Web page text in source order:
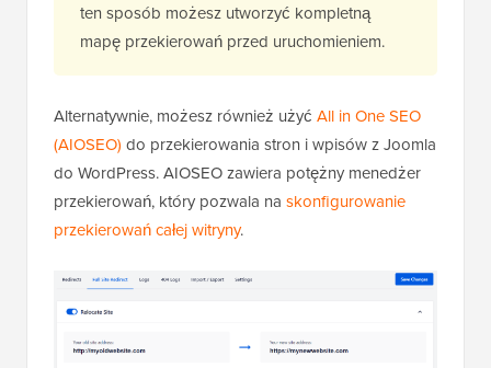
ten sposób możesz utworzyć kompletną
mapę przekierowań przed uruchomieniem.
Alternatywnie, możesz również użyć All in One SEO
(AIOSEO) do przekierowania stron i wpisów z Joomla
do WordPress. AIOSEO zawiera potężny menedżer
przekierowań, który pozwala na skonfigurowanie
przekierowań całej witryny.